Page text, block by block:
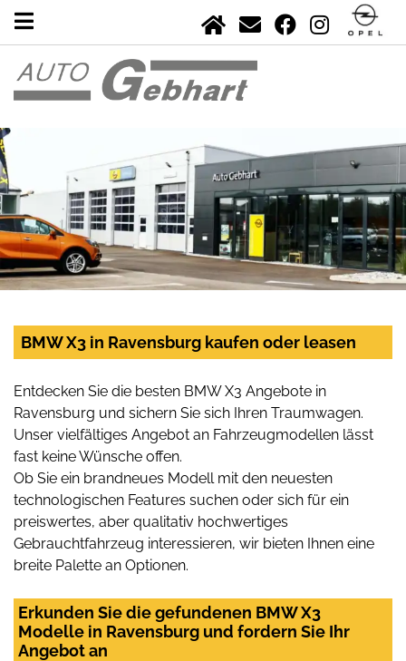
BMW X3 in Ravensburg kaufen oder leasen
Entdecken Sie die besten BMW X3 Angebote in
Ravensburg und sichern Sie sich Ihren Traumwagen.
Unser vielfältiges Angebot an Fahrzeugmodellen lässt
fast keine Wünsche offen.
Ob Sie ein brandneues Modell mit den neuesten
technologischen Features suchen oder sich für ein
preiswertes, aber qualitativ hochwertiges
Gebrauchtfahrzeug interessieren, wir bieten Ihnen eine
breite Palette an Optionen.
Erkunden Sie die gefundenen BMW X3
Modelle in Ravensburg und fordern Sie Ihr
Angebot an